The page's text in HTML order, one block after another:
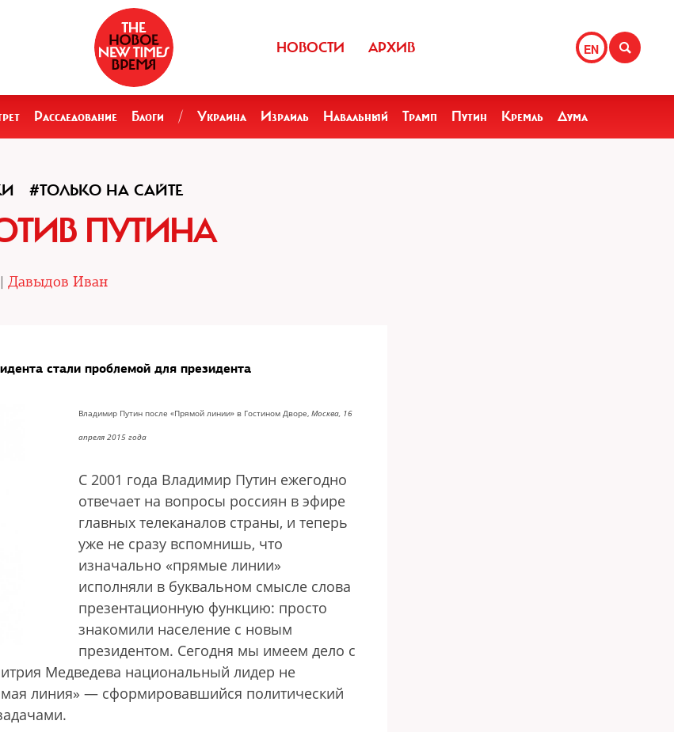
EN
НОВОСТИ АРХИВ
Расследование Блоги / Украина Израиль Навальный Трамп Путин Кремль Дума
#ТОЛЬКО НА САЙТЕ
ПУТИНА
Давыдов Иван
стали проблемой для президента
Владимир Путин после «Прямой линии» в Гостином Дворе, Москва, 16
апреля 2015 года
С 2001 года Владимир Путин ежегодно
отвечает на вопросы россиян в эфире
главных телеканалов страны, и теперь
уже не сразу вспомнишь, что
изначально «прямые линии»
исполняли в буквальном смысле слова
презентационную функцию: просто
знакомили население с новым
президентом. Сегодня мы имеем дело с
Медведева национальный лидер не
линия» — сформировавшийся политический